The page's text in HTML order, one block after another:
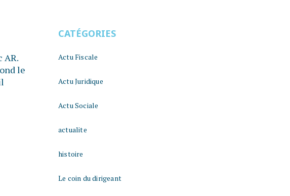
AR.
le
CATÉGORIES
Actu Fiscale
Actu Juridique
Actu Sociale
actualite
histoire
Le coin du dirigeant